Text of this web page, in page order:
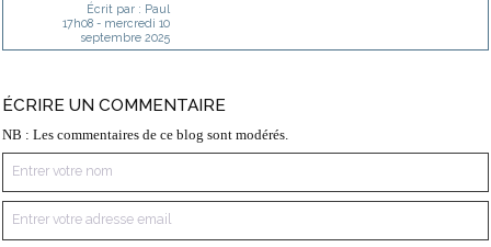
Écrit par : Paul
17h08- mercredi 10
septembre 2025
ÉCRIRE UN COMMENTAIRE
NB : Les commentaires de ce blog sont modérés.